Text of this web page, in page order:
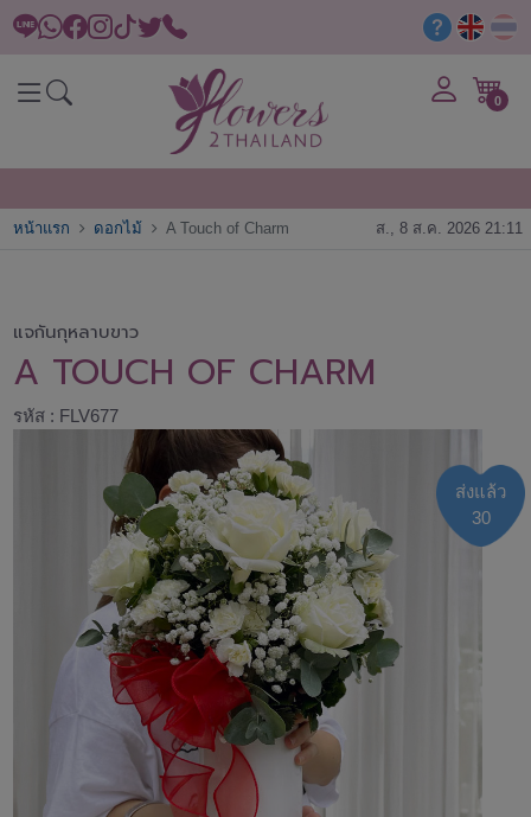
0
หน้าแรก ดอกไม้ A Touch of Charm ส., 8 ส.ค. 2026 21:11
แจกันกุหลาบขาว
A TOUCH OF CHARM
รหัส : FLV677
ส่งแล้ว
30